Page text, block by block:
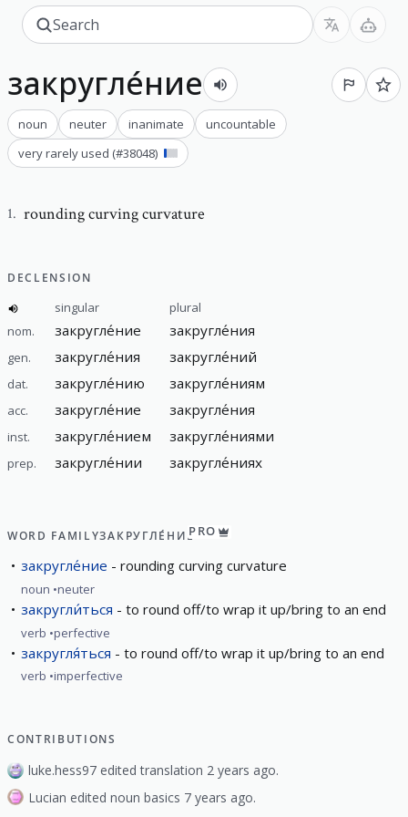
закругле́ние
noun neuter inanimate
uncountable
very rarely used (#38048)
1. rounding curving curvature
DECLENSION
singular
plural
nom.
закругле́ние закругле́ния
gen. закругле́ния закругле́ний
dat. закругле́нию закругле́ниям
acc. закругле́ние закругле́ния
inst. закругле́нием закругле́ниями
prep. закругле́нии закругле́ниях
WORD FAMILYЗАКРУГЛЕ́НИЕPRO
закругле́ние rounding curving curvature
noun neuter
закругли́ться to round off/to wrap it up/bring to an end
verb perfective
закругля́ться to round off/to wrap it up/bring to an end
verb imperfective
CONTRIBUTIONS
luke.hess97 edited translation 2 years ago.
Lucian edited noun basics 7 years ago.